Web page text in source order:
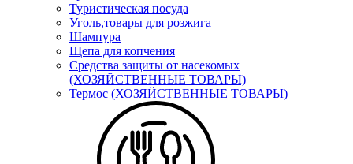
Туристическая посуда
Уголь,товары для розжига
Шампура
Щепа для копчения
Средства защиты от насекомых
(ХОЗЯЙСТВЕННЫЕ ТОВАРЫ)
Термос (ХОЗЯЙСТВЕННЫЕ ТОВАРЫ)